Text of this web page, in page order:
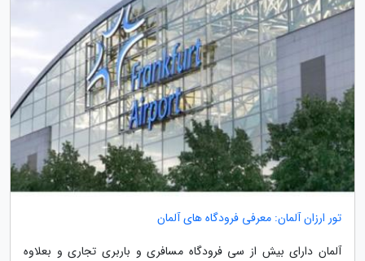
تور ارزان آلمان: معرفی فرودگاه های آلمان
آلمان دارای بیش از سی فرودگاه مسافری و باربری تجاری و بعلاوه